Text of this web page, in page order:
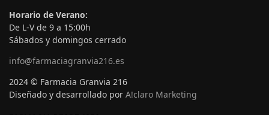
Horario de Verano:
De L-V de 9 a 15:00h
Sábados y domingos cerrado
info@farmaciagranvia216.es
2024 © Farmacia Granvia 216
Diseñado y desarrollado por A!claro Marketing